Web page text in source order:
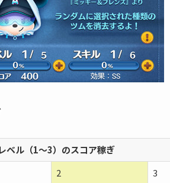
ベル（1〜3）のスコア稼ぎ
2 3